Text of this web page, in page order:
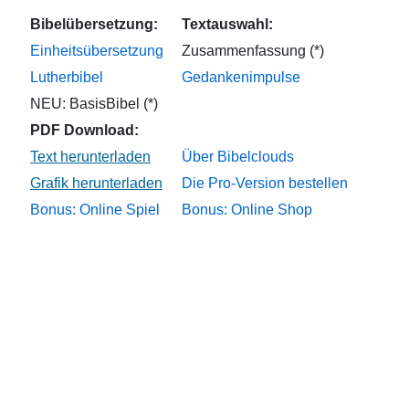
Bibelübersetzung:
Textauswahl:
Einheitsübersetzung
Zusammenfassung (*)
Lutherbibel
Gedankenimpulse
NEU: BasisBibel (*)
PDF Download:
Über Bibelclouds
Die Pro-Version bestellen
Bonus: Online Spiel
Bonus: Online Shop